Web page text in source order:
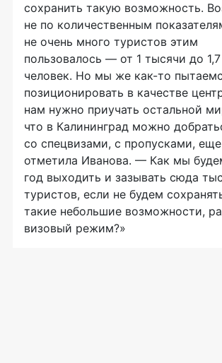
сохранить такую возможность.
не по количественным
не очень много туристов этим
пользовалось — от 1 тысячи до
человек. Но мы же как-то
позиционировать в качестве
нам нужно приучать остальной
что в Калининград можно
со спецвизами, с пропусками, еще
отметила Иванова. — Как мы
год выходить и зазывать сюда
туристов, если не будем
такие небольшие возможности,
визовый режим?»